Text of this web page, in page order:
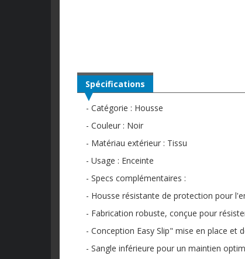
Spécifications
- Catégorie : Housse
- Couleur : Noir
- Matériau extérieur : Tissu
- Usage : Enceinte
- Specs complémentaires :
- Housse résistante de protection pour
- Fabrication robuste, conçue pour
- Conception Easy Slip" mise en place et
- Sangle inférieure pour un maintien